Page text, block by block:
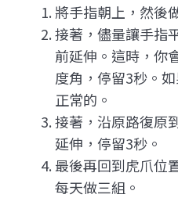
將手指朝上，然後
接著，儘量讓手指
前延伸。這時，你
度角，停留3秒。
正常的。
接著，沿原路復原
延伸，停留3秒。
最後再回到虎爪位
每天做三組。